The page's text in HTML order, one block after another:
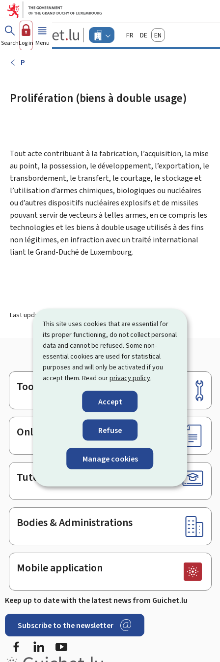
This site uses cookies that are essential for
its proper functioning, do not collect personal
data and cannot be refused. Some non-
essential cookies are used for statistical
purposes and will only be activated if you
accept them. Read ourprivacy policy.
Accept
Refuse
Manage cookies
Go to main menu
Go to content
Guichet.lu
Changer
d'espace
FrançaisDeutschEnglish
SearchLog in Menu main
P
Prolifération (biens à double usage)
Tout acte contribuant à la fabrication, l’acquisition, la mise
au point, la possession, le développement, l’exportation, le
transbordement, le transfert, le courtage, le stockage et
l’utilisation d’armes chimiques, biologiques ou nucléaires
ou d’autres dispositifs nucléaires explosifs et de missiles
pouvant servir de vecteurs à telles armes, en ce compris les
technologies et les biens à double usage utilisés à des fins
non légitimes, en infraction avec un traité international
liant le Grand-Duché de Luxembourg.
Last update
Footer
Tools
Online services & Forms
Tutorials
Bodies & Administrations
Mobile application
Keep up to date with the latest news from Guichet.lu
Subscribe to the newsletter
FacebookLinkedIn